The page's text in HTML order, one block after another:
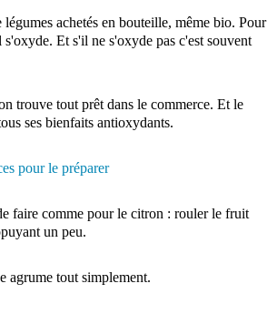
achetés en bouteille, même bio. Pour
Et s'il ne s'oxyde pas c'est souvent
trouve tout prêt dans le commerce. Et le
ses bienfaits antioxydants.
faire comme pour le citron : rouler le fruit
un peu.
agrume tout simplement.